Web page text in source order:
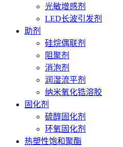
光敏增感剂
LED长波引发剂
助剂
硅烷偶联剂
阻聚剂
消泡剂
润湿流平剂
纳米氧化锆溶胶
固化剂
硫醇固化剂
环氧固化剂
热塑性饱和聚酯